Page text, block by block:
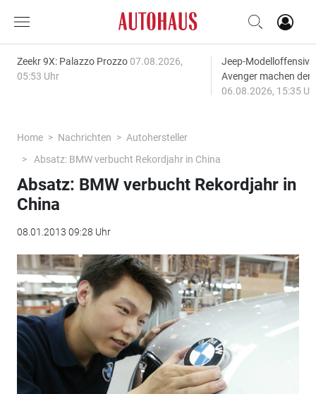
Zeekr 9X: Palazzo Prozzo 07.08.2026,
05:53 Uhr
Jeep-
Avenger machen
06.08.2026, 15:35
Home Nachrichten
Autohersteller
Absatz: BMW verbucht Rekordjahr in China
Absatz: BMW verbucht Rekordjahr in
China
08.01.2013 09:28 Uhr